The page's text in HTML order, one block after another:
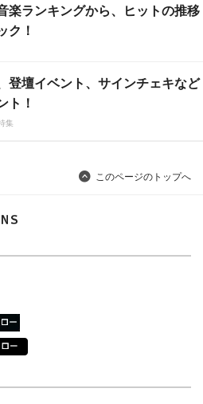
楽ランキングから、ヒットの推移
ク！
登壇イベント、サインチェキなど
ト！
集
このページのトップへ